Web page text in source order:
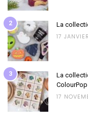
2 La
17
3
La
17